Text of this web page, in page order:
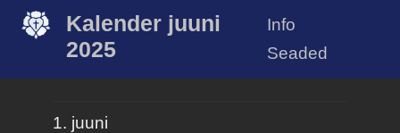
Kalender juuni
2025
Info
Seaded
1. juuni